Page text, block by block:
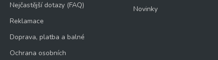
Nejčastější dotazy (FAQ)
Reklamace
Doprava, platba a balné
Ochrana osobních
Novinky